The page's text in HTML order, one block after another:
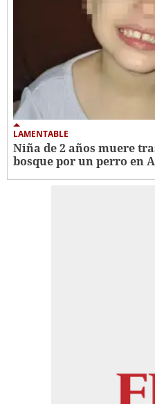
LAMENTABLE
Niña de 2 años muere
bosque por un perro en